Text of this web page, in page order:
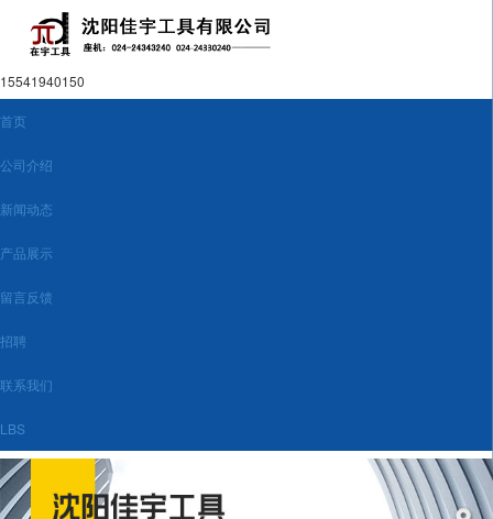
15541940150
首页
公司介绍
新闻动态
产品展示
留言反馈
招聘
联系我们
LBS